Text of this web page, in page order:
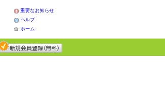
重要なお知らせ
ヘルプ
ホーム